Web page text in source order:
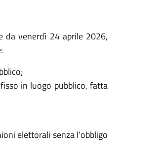
da venerdì 24 aprile 2026,
in luogo pubblico, fatta
elettorali senza l’obbligo